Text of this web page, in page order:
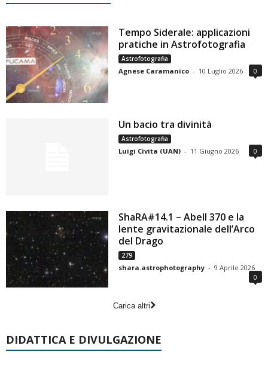
Tempo Siderale: applicazioni
pratiche in Astrofotografia
Astrofotografia
Agnese Caramanico - 10 Luglio 2026 0
Un bacio tra divinità
Astrofotografia
Luigi Civita (UAN) - 11 Giugno 2026 0
ShaRA#14.1 – Abell 370 e la
lente gravitazionale dell’Arco
del Drago
279
shara.astrophotography - 9 Aprile 2026
0
Carica altri
DIDATTICA E DIVULGAZIONE